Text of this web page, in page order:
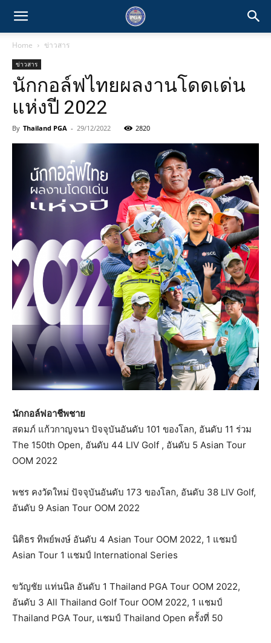
Home ข่าวสาร
ข่าวสาร
นักกอล์ฟไทยผลงานโดดเด่น
แห่งปี 2022
By Thailand PGA - 29/12/2022 2820
นักกอล์ฟอาชีพชาย
สดมภ์ แก้วกาญจนา ปัจจุบันอันดับ 101 ของโลก, อันดับ 11 ร่วม
The 150th Open, อันดับ 44 LIV Golf , อันดับ 5 Asian Tour
OOM 2022
พชร คงวัดใหม่ ปัจจุบันอันดับ 173 ของโลก, อันดับ 38 LIV Golf,
อันดับ 9 Asian Tour OOM 2022
นิติธร ทิพย์พงษ์ อันดับ 4 Asian Tour OOM 2022, 1 แชมป์
Asian Tour 1 แชมป์ International Series
ขวัญชัย แท่นนิล อันดับ 1 Thailand PGA Tour OOM 2022,
อันดับ 3 All Thailand Golf Tour OOM 2022, 1 แชมป์
Thailand PGA Tour, แชมป์ Thailand Open ครั้งที่ 50